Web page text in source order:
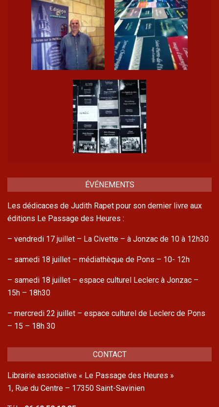
ÉVÉNEMENTS
Les dédicaces de Judith Rapet pour son dernier livre aux
éditions Le Passage des Heures :
– vendredi 17 juillet – La Civette – à Jonzac de 10 à 12h30
– samedi 18 juillet – médiathèque de Pons – 10- 12h
– samedi 18 juillet – espace culturel Leclerc à Jonzac –
15h – 18h30
– mercredi 22 juillet – espace culturel de Leclerc de Pons
– 15 – 18h 30
CONTACT
Librairie associative « Le Passage des Heures »
1, Rue du Centre – 17350 Saint-Savinien